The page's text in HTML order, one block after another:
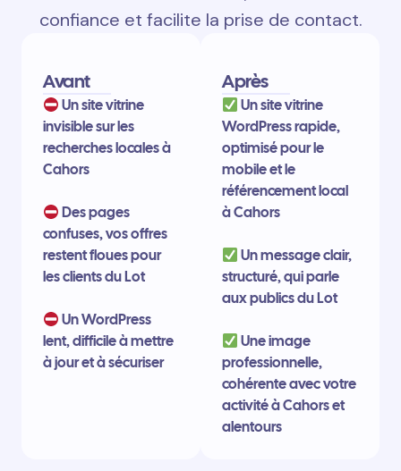
confiance et facilite la prise de contact.
Avant
Un site vitrine
invisible sur les
recherches locales à
Cahors
Des pages
confuses, vos offres
restent floues pour
les clients du Lot
Un WordPress
lent, difficile à mettre
à jour et à sécuriser
Après
Un site vitrine
WordPress rapide,
optimisé pour le
mobile et le
référencement local
à Cahors
Un message clair,
structuré, qui parle
aux publics du Lot
Une image
professionnelle,
cohérente avec votre
activité à Cahors et
alentours